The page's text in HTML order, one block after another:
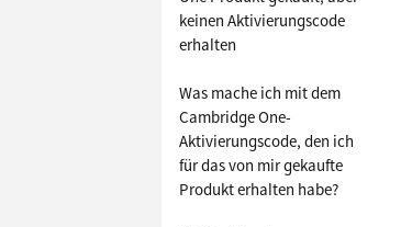
keinen Aktivierungscode
erhalten
Was mache ich mit dem
Cambridge One-
Aktivierungscode, den ich
für das von mir gekaufte
Produkt erhalten habe?